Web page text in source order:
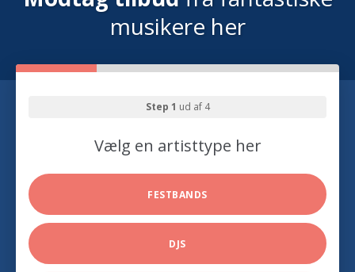
musikere her
Step 1 ud af 4
Vælg en artisttype her
FESTBANDS
DJS